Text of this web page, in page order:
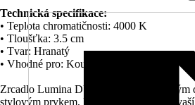
Technická specifikace:
• Teplota chromatičnosti: 4000 K
• Tloušťka: 3.5 cm
• Tvar: Hranatý
• Vhodné pro: Koupelna, šatna
Zrcadlo Lumina DUO je nejen praktickým
stylovým prvkem, který obohatí vzhled